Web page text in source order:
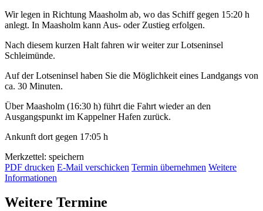
Wir legen in Richtung Maasholm ab, wo das Schiff gegen 15:20 h
anlegt. In Maasholm kann Aus- oder Zustieg erfolgen.
Nach diesem kurzen Halt fahren wir weiter zur Lotseninsel
Schleimünde.
Auf der Lotseninsel haben Sie die Möglichkeit eines Landgangs von
ca. 30 Minuten.
Über Maasholm (16:30 h) führt die Fahrt wieder an den
Ausgangspunkt im Kappelner Hafen zurück.
Ankunft dort gegen 17:05 h
Merkzettel: speichern
PDF drucken E-Mail verschicken Termin übernehmen Weitere
Informationen
Weitere Termine